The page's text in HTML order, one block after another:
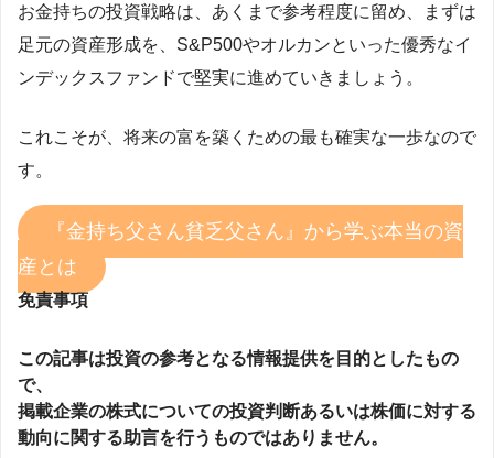
お金持ちの投資戦略は、あくまで参考程度に留め、まずは
足元の資産形成を、S&P500やオルカンといった優秀なイ
ンデックスファンドで堅実に進めていきましょう。
これこそが、将来の富を築くための最も確実な一歩なので
す。
『金持ち父さん貧乏父さん』から学ぶ本当の資
産とは
免責事項
この記事は投資の参考となる情報提供を目的としたもの
で、
掲載企業の株式についての投資判断あるいは株価に対する
動向に関する助言を行うものではありません。